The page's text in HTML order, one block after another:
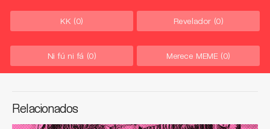
KK (0) Revelador (0)
Ni fú ni fá (0) Merece MEME (0)
Relacionados